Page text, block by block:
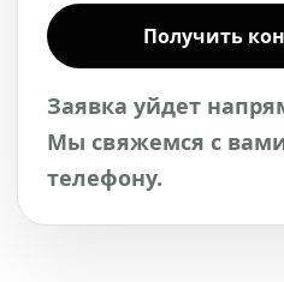
Получить
Заявка уйдет
Мы свяжемся с
телефону.